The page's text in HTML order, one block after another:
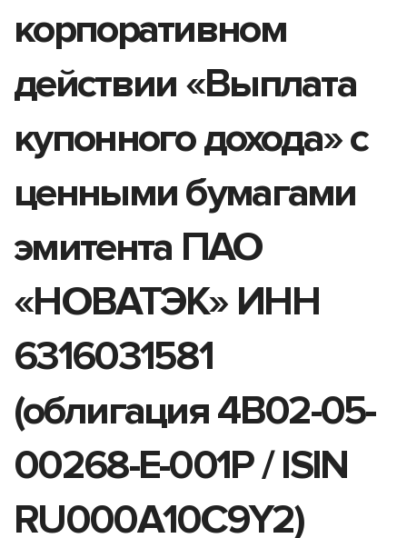
корпоративном
действии «Выплата
купонного дохода» с
ценными бумагами
эмитента ПАО
«НОВАТЭК» ИНН
6316031581
(облигация 4B02-05-
00268-E-001P / ISIN
RU000A10C9Y2)